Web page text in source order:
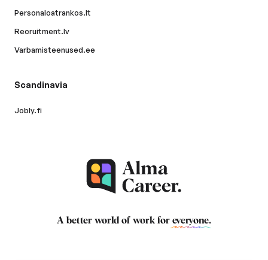
Personaloatrankos.lt
Recruitment.lv
Varbamisteenused.ee
Scandinavia
Jobly.fi
A better world of work for everyone.